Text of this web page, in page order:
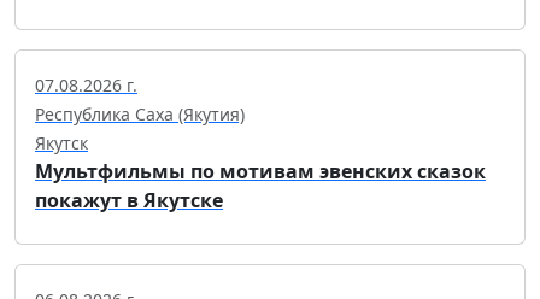
07.08.2026 г.
Республика Саха (Якутия)
Якутск
Мультфильмы по мотивам эвенских сказок
покажут в Якутске